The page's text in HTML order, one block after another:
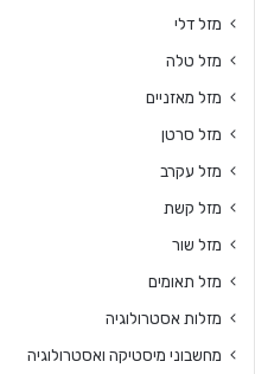
מזל דלי
מזל טלה
מזל מאזניים
מזל סרטן
מזל עקרב
מזל קשת
מזל שור
מזל תאומים
מזלות אסטרולוגיה
מחשבוני מיסטיקה ואסטרולוגיה